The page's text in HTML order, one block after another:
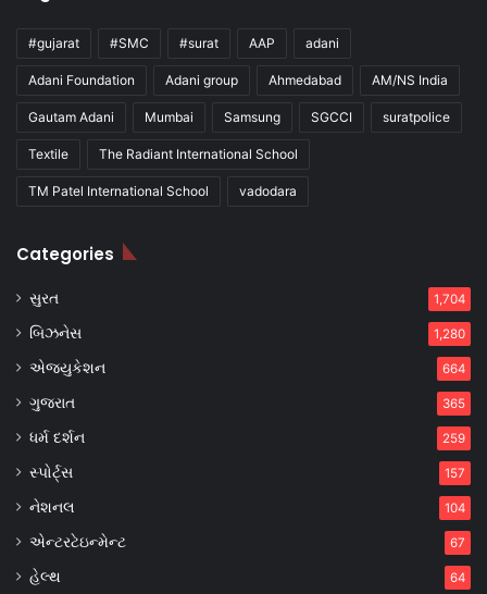
#gujarat #SMC #surat AAP adani
Adani Foundation Adani group Ahmedabad AM/NS India
Gautam Adani Mumbai Samsung SGCCI suratpolice
Textile The Radiant International School
TM Patel International School vadodara
Categories
સુરત 1,704
બિઝનેસ 1,280
એજ્યુકેશન 664
ગુજરાત 365
ધર્મ દર્શન 259
સ્પોર્ટ્સ 157
નેશનલ 104
એન્ટરટેઇન્મેન્ટ 67
હેલ્થ 64